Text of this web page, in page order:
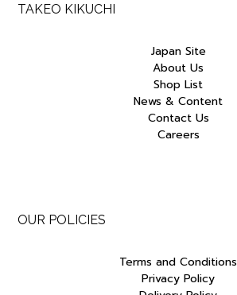
TAKEO KIKUCHI
Japan Site
About Us
Shop List
News & Content
Contact Us
Careers
OUR POLICIES
Terms and Conditions
Privacy Policy